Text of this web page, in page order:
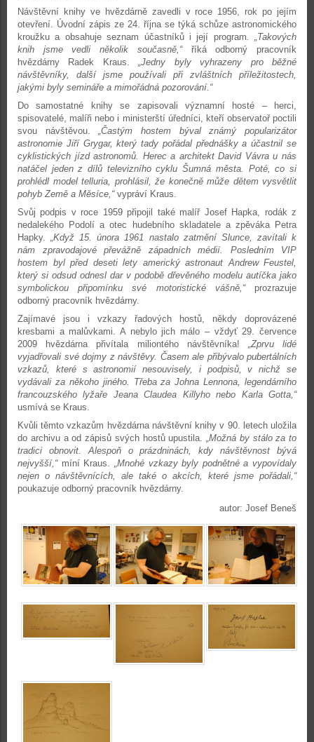
Návštěvní knihy ve hvězdárně zavedli v roce 1956, rok po jejím
otevření. Úvodní zápis ze 24. října se týká schůze astronomického
kroužku a obsahuje seznam účastníků i její program. „Takových
knih jsme vedli několik současně,“říká odborný pracovník
hvězdárny Radek Kraus.„Jedny byly vyhrazeny pro běžné
návštěvníky, další jsme používali při zvláštních příležitostech,
jakými byly semináře a mimořádná pozorování.“
Do samostatné knihy se zapisovali významní hosté – herci,
spisovatelé, malíři nebo i ministerští úředníci, kteří observatoř poctili
svou návštěvou. „Častým hostem býval známý popularizátor
astronomie Jiří Grygar, který tady pořádal přednášky a účastnil se
cyklistických jízd astronomů. Herec a architekt David Vávra u nás
natáčel jeden z dílů televizního cyklu Šumná města. Poté, co si
prohlédl model telluria, prohlásil, že konečně může dětem vysvětlit
pohyb Země a Měsíce,“ vypráví Kraus.
Svůj podpis v roce 1959 připojil také malíř Josef Hapka, rodák z
nedalekého Podolí a otec hudebního skladatele a zpěváka Petra
Hapky. „Když 15. února 1961 nastalo zatmění Slunce, zavítali k
nám zpravodajové převážně západních médií. Posledním VIP
hostem byl před deseti lety americký astronaut Andrew Feustel,
který si odsud odnesl dar v podobě dřevěného modelu autíčka jako
symbolickou připomínku své motoristické vášně,“ prozrazuje
odborný pracovník hvězdárny.
Zajímavé jsou i vzkazy řadových hostů, někdy doprovázené
kresbami a malůvkami. A nebylo jich málo – vždyť 29. července
2009 hvězdárna přivítala miliontého návštěvníka! „Zprvu lidé
vyjadřovali své dojmy z návštěvy. Časem ale přibývalo pubertálních
vzkazů, které s astronomií nesouvisely, i podpisů, v nichž se
vydávali za někoho jiného. Třeba za Johna Lennona, legendárního
francouzského lyžaře Jeana Claudea Killyho nebo Karla Gotta,“
usmívá se Kraus.
Kvůli těmto vzkazům hvězdárna návštěvní knihy v 90. letech uložila
do archivu a od zápisů svých hostů upustila. „Možná by stálo za to
tradici obnovit. Alespoň o prázdninách, kdy návštěvnost bývá
nejvyšší,“míní Kraus. „Mnohé vzkazy byly podnětné a vypovídaly
nejen o návštěvnících, ale také o akcích, které jsme pořádali,“
poukazuje odborný pracovník hvězdárny.
autor: Josef Beneš